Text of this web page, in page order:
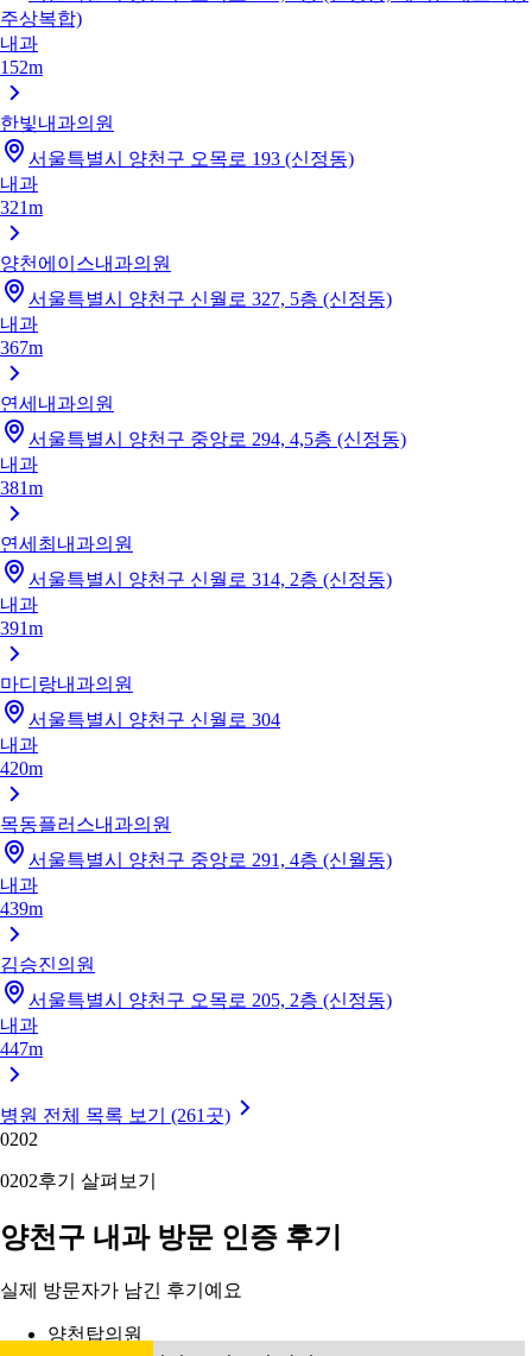
주상복합)
내과
152m
한빛내과의원
서울특별시 양천구 오목로 193 (신정동)
내과
321m
양천에이스내과의원
서울특별시 양천구 신월로 327, 5층 (신정동)
내과
367m
연세내과의원
서울특별시 양천구 중앙로 294, 4,5층 (신정동)
내과
381m
연세최내과의원
서울특별시 양천구 신월로 314, 2층 (신정동)
내과
391m
마디랑내과의원
서울특별시 양천구 신월로 304
내과
420m
목동플러스내과의원
서울특별시 양천구 중앙로 291, 4층 (신월동)
내과
439m
김승진의원
서울특별시 양천구 오목로 205, 2층 (신정동)
내과
447m
병원 전체 목록 보기 (261곳)
0202
0202후기 살펴보기
양천구 내과 방문 인증 후기
실제 방문자가 남긴 후기예요
양천탑의원